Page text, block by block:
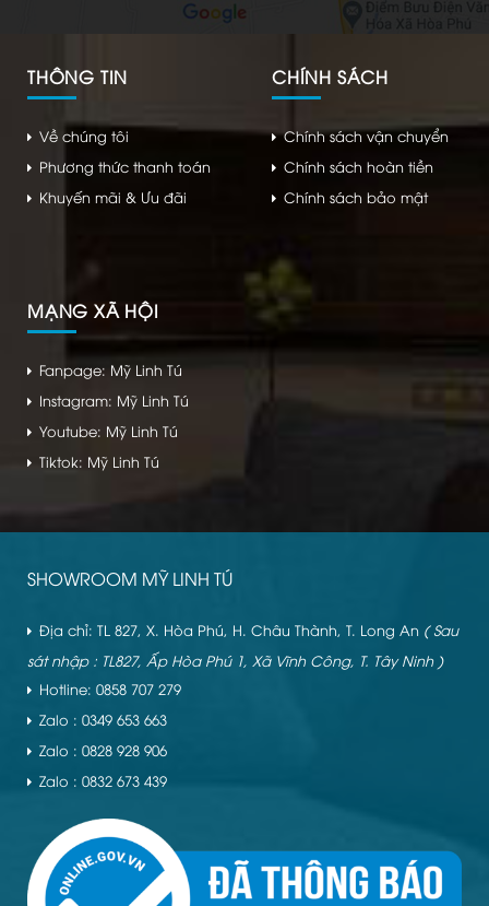
THÔNG TIN
Về chúng tôi
Phương thức thanh toán
Khuyến mãi & Ưu đãi
CHÍNH SÁCH
Chính sách vận chuyển
Chính sách hoàn tiền
Chính sách bảo mật
MẠNG XÃ HỘI
Fanpage: Mỹ Linh Tú
Instagram: Mỹ Linh Tú
Youtube: Mỹ Linh Tú
Tiktok: Mỹ Linh Tú
SHOWROOM MỸ LINH TÚ
Địa chỉ: TL 827, X. Hòa Phú, H. Châu Thành, T. Long An ( Sau
sát nhập : TL827, Ấp Hòa Phú 1, Xã Vĩnh Công, T. Tây Ninh )
Hotline: 0858 707 279
Zalo : 0349 653 663
Zalo : 0828 928 906
Zalo : 0832 673 439